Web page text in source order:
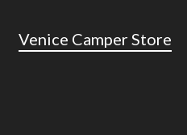
Venice Camper Store